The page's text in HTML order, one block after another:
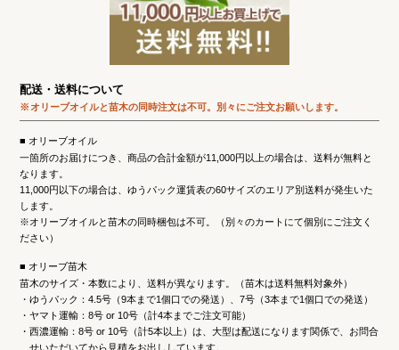
配送・送料について
オリーブオイルと苗木の同時注文は不可。 別々にご注文お願いします。
オリーブオイル
一箇所のお届けにつき、商品の合計金額が11,000円以上の場合は、送料が無料と
なります。
11,000円以下の場合は、ゆうパック運賃表の60サイズのエリア別送料が発生いた
します。
※オリーブオイルと苗木の同時梱包は不可。（別々のカートにて個別にご注文く
ださい）
オリーブ苗木
苗木のサイズ・本数により、送料が異なります。（苗木は送料無料対象外）
ゆうパック：4.5号（9本まで1個口での発送）、7号（3本まで1個口での発送）
ヤマト運輸：8号 or 10号（計4本までご注文可能）
西濃運輸：8号 or 10号（計5本以上）は、大型は配送になります関係で、お問合
せいただいてから見積をお出ししています。